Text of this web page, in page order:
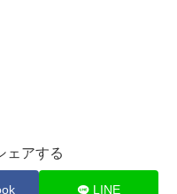
ェアする
LINE